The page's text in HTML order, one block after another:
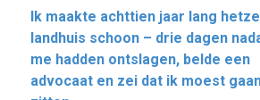
Ik maakte achttien jaar lang
landhuis schoon – drie dagen
me hadden ontslagen, belde een
advocaat en zei dat ik moest